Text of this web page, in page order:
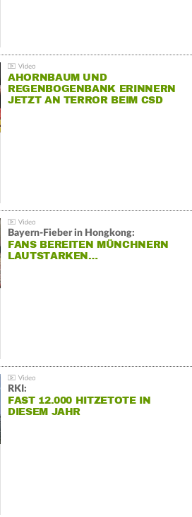
AHORNBAUM UND
REGENBOGENBANK ERINNERN
JETZT AN TERROR BEIM CSD
Bayern-Fieber in Hongkong:
FANS BEREITEN MÜNCHNERN
LAUTSTARKEN…
RKI:
FAST 12.000 HITZETOTE IN
DIESEM JAHR